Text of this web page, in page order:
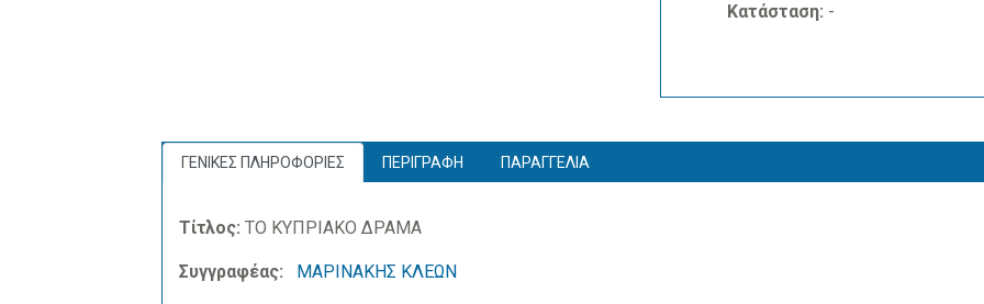
Κατάσταση: -
ΓΕΝΙΚΕΣ ΠΛΗΡΟΦΟΡΙΕΣ ΠΕΡΙΓΡΑΦΗ ΠΑΡΑΓΓΕΛΙΑ
Τίτλος: ΤΟ ΚΥΠΡΙΑΚΟ ΔΡΑΜΑ
Συγγραφέας: ΜΑΡΙΝΑΚΗΣ ΚΛΕΩΝ